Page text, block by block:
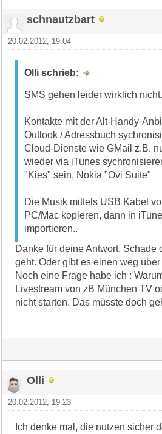
schnautzbart
20.02.2012, 19:04
Olli schrieb:
SMS gehen leider wirklich
Kontakte mit der Alt-Handy-
Outlook / Adressbuch
Cloud-Dienste wie GMail z.B.
wieder via iTunes
"Kies" sein, Nokia "Ovi Suite"
Die Musik mittels USB Kabel
PC/Mac kopieren, dann in
importieren..
Danke für deine Antwort. Schade
geht. Oder gibt es einen weg
Noch eine Frage habe ich :
Livestream von zB München TV
nicht starten. Das müsste doch
Olli
20.02.2012, 19:23
Ich denke mal, die nutzen sicher